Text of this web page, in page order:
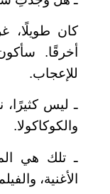
كان طويلًا،
أخرقًا.
للإعجاب.
ـ ليس
والكوكاكولا.
ـ تلك هي
الأغنية،